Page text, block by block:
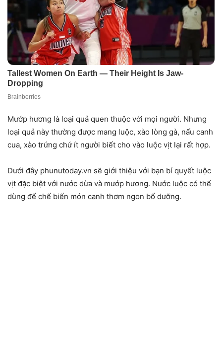
Mướp hương là loại quả quen thuộc với mọi người. Nhưng
loại quả này thường được mang luộc, xào lòng gà, nấu canh
cua, xào trứng chứ ít người biết cho vào luộc vịt lại rất hợp.
Dưới đây phunutoday.vn sẽ giới thiệu với bạn bí quyết luộc
vịt đặc biệt với nước dừa và mướp hương. Nước luộc có thể
dùng để chế biến món canh thơm ngon bổ dưỡng.